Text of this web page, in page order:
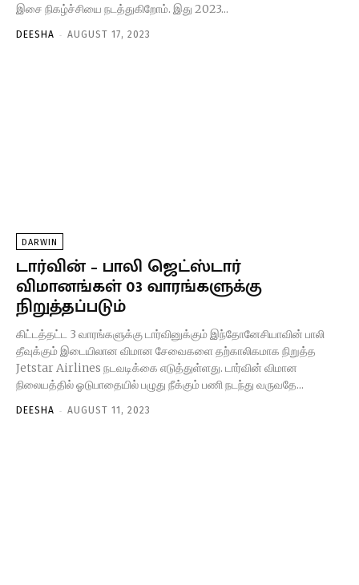
இசை நிகழ்ச்சியை நடத்துகிறோம். இது 2023...
DEESHA - AUGUST 17, 2023
DARWIN
டார்வின் – பாலி ஜெட்ஸ்டார்
விமானங்கள் 03 வாரங்களுக்கு
நிறுத்தப்படும்
கிட்டத்தட்ட 3 வாரங்களுக்கு டார்வினுக்கும் இந்தோனேசியாவின் பாலி
தீவுக்கும் இடையிலான விமான சேவைகளை தற்காலிகமாக நிறுத்த
Jetstar Airlines நடவடிக்கை எடுத்துள்ளது. டார்வின் விமான
நிலையத்தில் ஓடுபாதையில் பழுது நீக்கும் பணி நடந்து வருவதே...
DEESHA - AUGUST 11, 2023